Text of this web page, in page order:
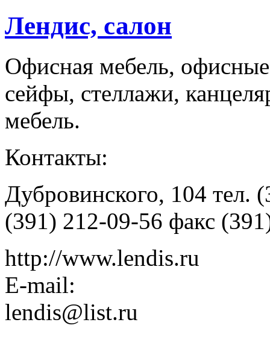
Лендис, салон
Офисная мебель, офисные
сейфы, стеллажи,
мебель.
Контакты:
Дубровинского, 104 тел.
(391) 212-09-56 факс
http://www.lendis.ru
E-mail:
lendis@list.ru